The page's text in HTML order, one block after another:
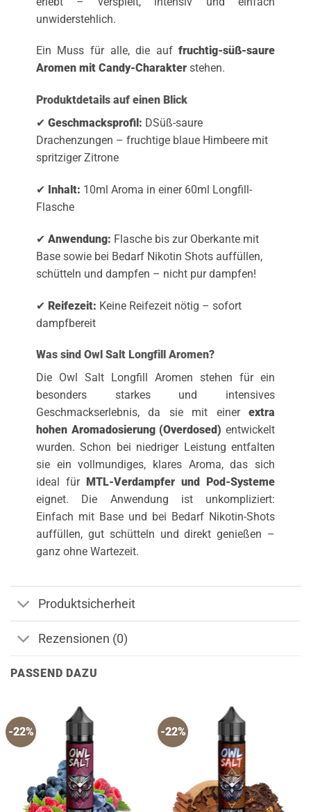
unwiderstehlich.
Ein Muss für alle, die auffruchtig-süß-saure
Aromen mit Candy-Charakterstehen.
Produktdetails auf einen Blick
✔ Geschmacksprofil: DSüß-saure
Drachenzungen – fruchtige blaue Himbeere mit
spritziger Zitrone
✔ Inhalt: 10ml Aroma in einer 60ml Longfill-
Flasche
✔ Anwendung: Flasche bis zur Oberkante mit
Base sowie bei Bedarf Nikotin Shots auffüllen,
schütteln und dampfen – nicht pur dampfen!
✔ Reifezeit: Keine Reifezeit nötig – sofort
dampfbereit
Was sind Owl Salt Longfill Aromen?
Die Owl Salt Longfill Aromen stehen für ein
besonders starkes und intensives
Geschmackserlebnis, da sie mit einerextra
hohen Aromadosierung (Overdosed) entwickelt
wurden. Schon bei niedriger Leistung entfalten
sie ein vollmundiges, klares Aroma, das sich
ideal für MTL-Verdampfer und Pod-Systeme
eignet. Die Anwendung ist unkompliziert:
Einfach mit Base und bei Bedarf Nikotin-Shots
auffüllen, gut schütteln und direkt genießen –
ganz ohne Wartezeit.
Produktsicherheit
Rezensionen (0)
PASSEND DAZU
-22% -22%